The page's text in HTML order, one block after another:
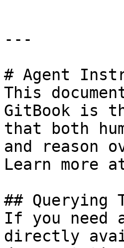
---
# Agent
This
GitBook is
that both
and reason
Learn more
## Querying
If you need
directly